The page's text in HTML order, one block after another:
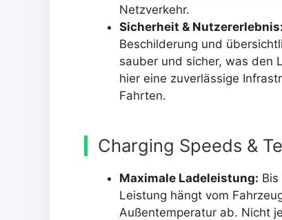
Netzverkehr.
Sicherheit & Nutzererlebnis:
Beschilderung und
sauber und sicher, was den
hier eine zuverlässige
Fahrten.
Charging Speeds &
Maximale Ladeleistung:
Leistung hängt vom
Außentemperatur ab. Nicht